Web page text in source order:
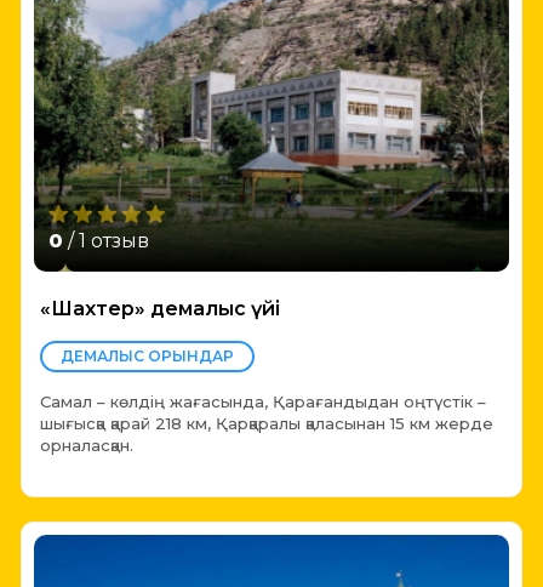
0 / 1 отзыв
«Шахтер» демалыс үйі
ДЕМАЛЫС ОРЫНДАР
Самал – көлдің жағасында, Қарағандыдан оңтүстік –
шығысқа қарай 218 км, Қарқаралы қаласынан 15 км жерде
орналасқан.